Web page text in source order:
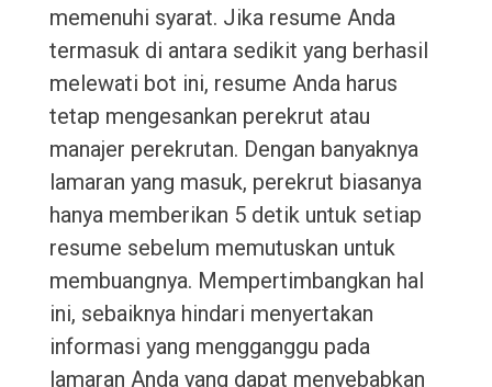
memenuhi syarat. Jika resume Anda
termasuk di antara sedikit yang berhasil
melewati bot ini, resume Anda harus
tetap mengesankan perekrut atau
manajer perekrutan. Dengan banyaknya
lamaran yang masuk, perekrut biasanya
hanya memberikan 5 detik untuk setiap
resume sebelum memutuskan untuk
membuangnya. Mempertimbangkan hal
ini, sebaiknya hindari menyertakan
informasi yang mengganggu pada
lamaran Anda yang dapat menyebabkan